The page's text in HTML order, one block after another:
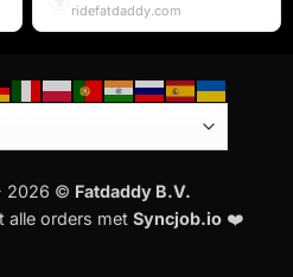
ridefatdaddy.com
2026 © Fatdaddy B.V.
alle orders met Syncjob.io ❤️